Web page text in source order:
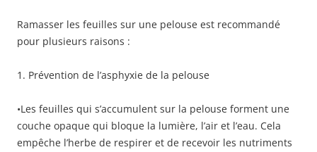
Ramasser les feuilles sur une pelouse est recommandé
pour plusieurs raisons :
1. Prévention de l’asphyxie de la pelouse
•Les feuilles qui s’accumulent sur la pelouse forment une
couche opaque qui bloque la lumière, l’air et l’eau. Cela
empêche l’herbe de respirer et de recevoir les nutriments